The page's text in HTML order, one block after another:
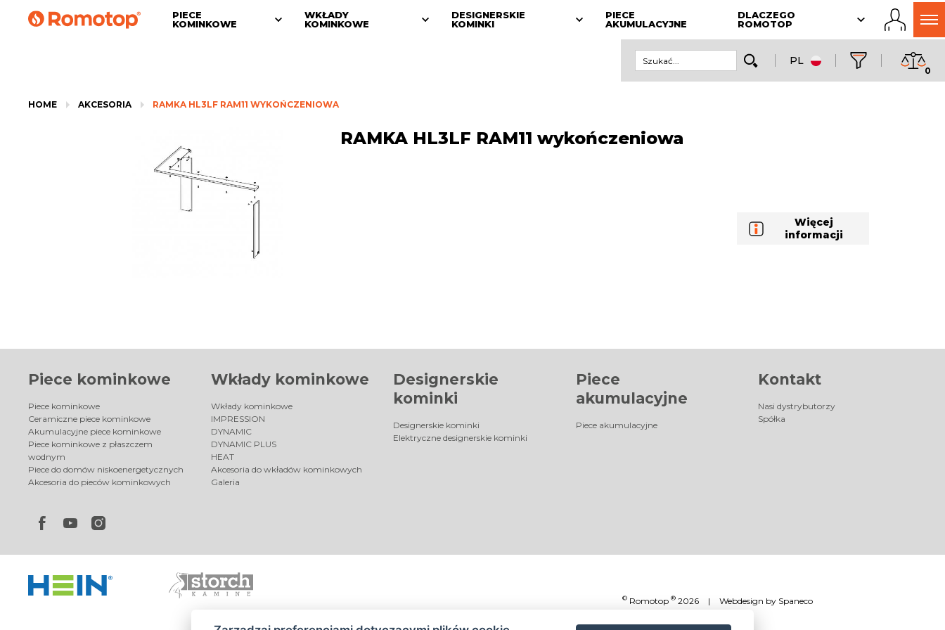
PIECE
KOMINKOWE
WKŁADY
KOMINKOWE
DESIGNERSKIE
KOMINKI
PIECE
AKUMULACYJNE
DLACZEGO
ROMOTOP
PL
0
HOME AKCESORIA RAMKA HL3LF RAM11 WYKOŃCZENIOWA
RAMKA HL3LF RAM11 wykończeniowa
Więcej
informacji
Piece kominkowe
Piece kominkowe
Ceramiczne piece kominkowe
Akumulacyjne piece kominkowe
Piece kominkowe z płaszczem
wodnym
Piece do domów niskoenergetycznych
Akcesoria do pieców kominkowych
Wkłady kominkowe
Wkłady kominkowe
IMPRESSION
DYNAMIC
DYNAMIC PLUS
HEAT
Akcesoria do wkładów kominkowych
Galeria
Designerskie
kominki
Designerskie kominki
Elektryczne designerskie kominki
Piece
akumulacyjne
Piece akumulacyjne
Kontakt
Nasi dystrybutorzy
Spółka
©Romotop ®2026 | Webdesign by Spaneco